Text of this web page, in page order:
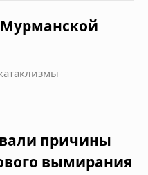
причины
вымирания